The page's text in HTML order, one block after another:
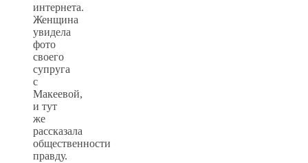
интернета.
Женщина
увидела
фото
своего
супруга
с
Макеевой,
и тут
же
рассказала
общественности
правду.